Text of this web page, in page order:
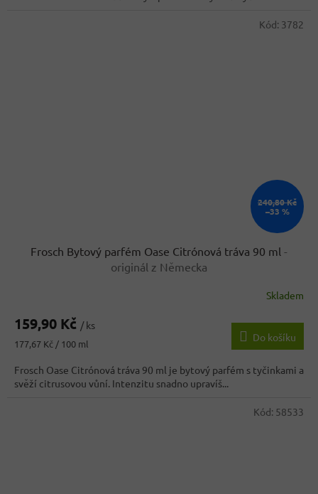
240,80 Kč
–33 %
Frosch Bytový parfém Oase Citrónová tráva 90 ml -
originál z Německa
produktu
3,2
z
5
hvězdiček.
Skladem
159,90 Kč / ks
Měrná
177,67 Kč / 100 ml
Do košíku
Frosch Oase Citrónová tráva 90 ml je bytový parfém s tyčinkami a
svěží citrusovou vůní. Intenzitu snadno upravíš...
Kód: 3782
Kód: 58533